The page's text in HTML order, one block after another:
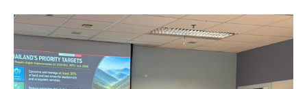
คณะกรรมการมูลนิธิ
คณะกรรมการบริหารสถาบัน
คณะผู้บริหาร
อุตสาหกรรมยั่งยืน
มลพิษอุตสาหกรรม
สิ่งแวดล้อมเมืองและชุมชน
ชุมชนและเมืองน่าอยู่
ขยะชุมชน-ขยะอาหาร
การผลิตและการบริโภคยั่งยืน
ฉลากเขียว
ทรัพยากรธรรมชาติ
บทความ
อินโฟกราฟิก | โปสเตอร์
คลิปวิดีโอ
กิจกรรมข่าวสาร
กิจกรรมของเรา
ข่าวสิ่งแวดล้อม
ร่วมงานกับเรา
งาน
ติดต่อเรา